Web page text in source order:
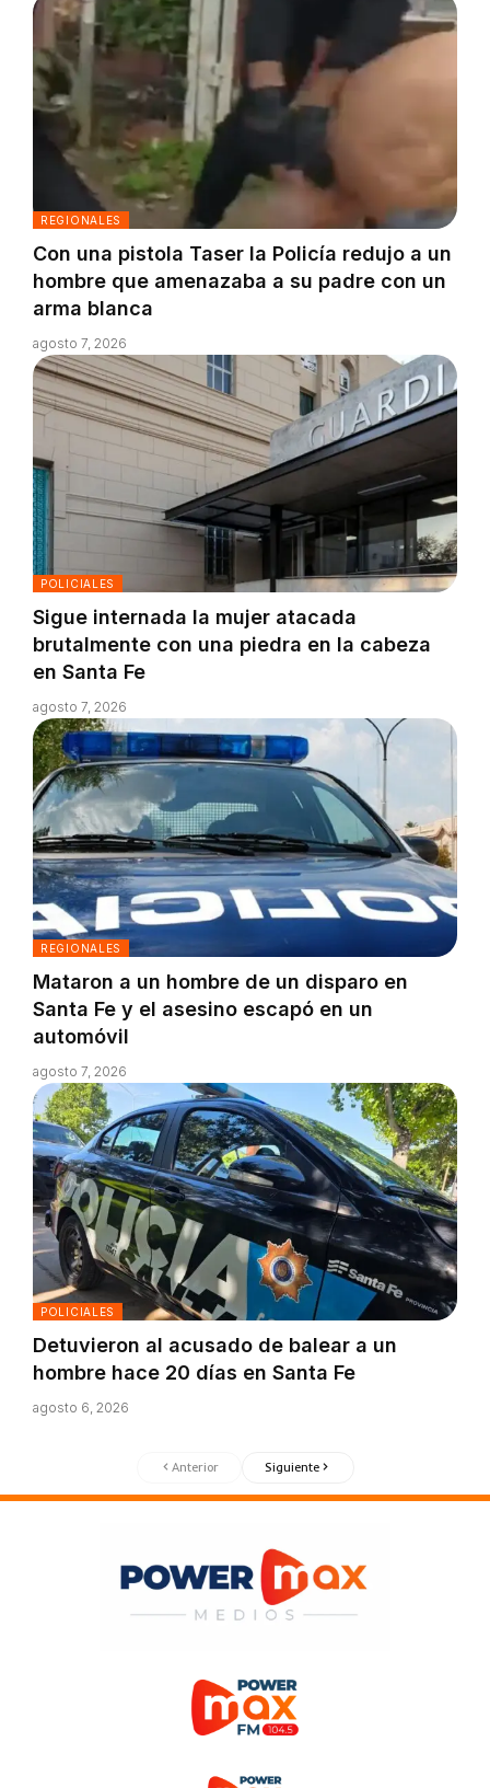
REGIONALES
Con una pistola Taser la Policía redujo a un
hombre que amenazaba a su padre con un
arma blanca
agosto 7, 2026
POLICIALES
Sigue internada la mujer atacada
brutalmente con una piedra en la cabeza
en Santa Fe
agosto 7, 2026
REGIONALES
Mataron a un hombre de un disparo en
Santa Fe y el asesino escapó en un
automóvil
agosto 7, 2026
POLICIALES
Detuvieron al acusado de balear a un
hombre hace 20 días en Santa Fe
agosto 6, 2026
Anterior Siguiente